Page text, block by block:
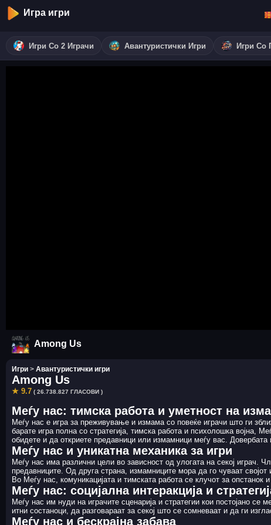
Игра игри
Игри Со 2 Играчи Авантуристички Игри Игри Со
Among Us
Игри > Авантуристички игри
Among Us
★ 9.7 ( 26.738.827 ГЛАСОВИ )
Меѓу нас: тимска работа и уметност на
Меѓу нас е игра за преживување и измама со повеќе играчи што ги
барате игра полна со стратегија, тимска работа и психолошка војна,
обидете и да откриете предавници или измамници меѓу вас.
Меѓу нас и уникатна механика за игри
Меѓу нас има различни цели во зависност од улогата на секој играч.
предавниците. Од друга страна, измамниците мора да го чуваат
Во Меѓу нас, комуникацијата и тимската работа се клучот за опстанок
Меѓу нас: социјална интеракција и
Меѓу нас им нуди на играчите сценарија и стратегии кои постојано
итни состаноци, да разговараат за секој што се сомневаат и да ги
Меѓу нас и бескрајна забава